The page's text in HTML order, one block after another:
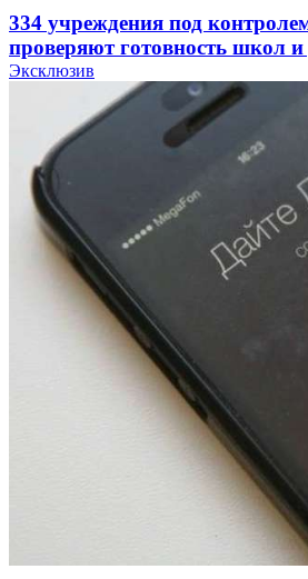
334 учреждения под
проверяют готовность школ и
учебному году
Покушение на убийство в
напала на незнакомую
12:39
Сладкий праздник в
парке прошёл фестиваль
Волгоградские компании
заключены контракты на 3,6
Эксклюзив